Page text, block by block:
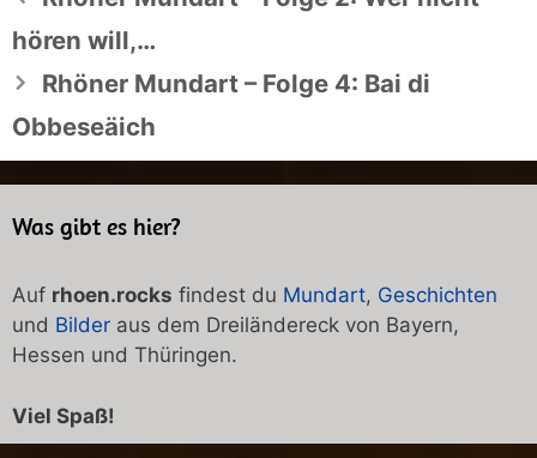
hören will,…
Rhöner Mundart – Folge 4: Bai di
Obbeseäich
Was gibt es hier?
Auf rhoen.rocks findest du Mundart, Geschichten
und Bilder aus dem Dreiländereck von Bayern,
Hessen und Thüringen.
Viel Spaß!